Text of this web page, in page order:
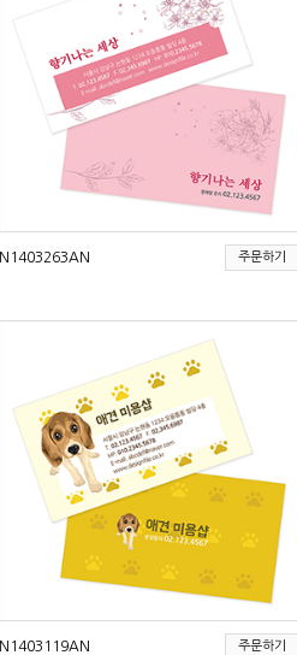
N1403263AN 주문하기
N1403119AN 주문하기